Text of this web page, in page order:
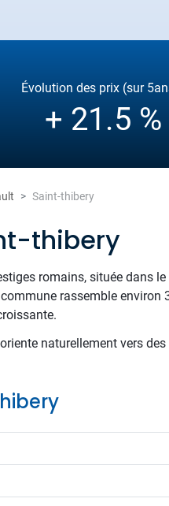
Évolution des prix (sur
+ 21.5 %
Saint-thibery
thibery
romains, située dans
rassemble environ
naturellement vers